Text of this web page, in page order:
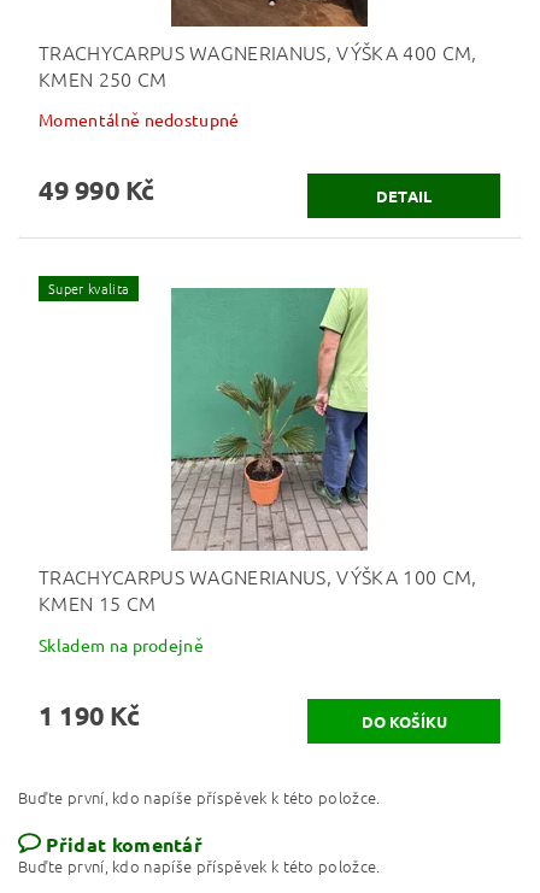
TRACHYCARPUS WAGNERIANUS, VÝŠKA 400 CM,
KMEN 250 CM
Momentálně nedostupné
49 990 Kč DETAIL
Super kvalita
TRACHYCARPUS WAGNERIANUS, VÝŠKA 100 CM,
KMEN 15 CM
Skladem na prodejně
1 190 Kč
Buďte první, kdo napíše příspěvek k této položce.
Přidat komentář
Buďte první, kdo napíše příspěvek k této položce.